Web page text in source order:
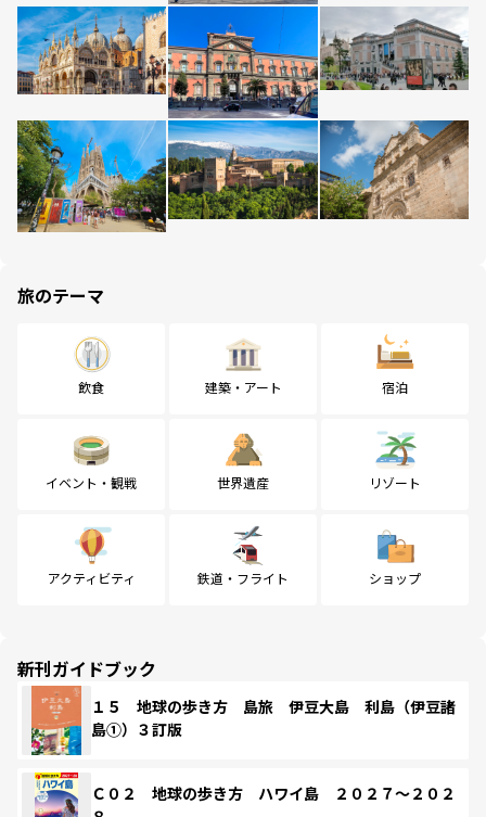
旅のテーマ
飲食 建築・アート 宿泊
イベント・観戦 世界遺産 リゾート
アクティビティ 鉄道・フライト ショップ
新刊ガイドブック
１５ 地球の歩き方 島旅 伊豆大島 利島（伊豆諸
島①）３訂版
Ｃ０２ 地球の歩き方 ハワイ島 ２０２７～２０２